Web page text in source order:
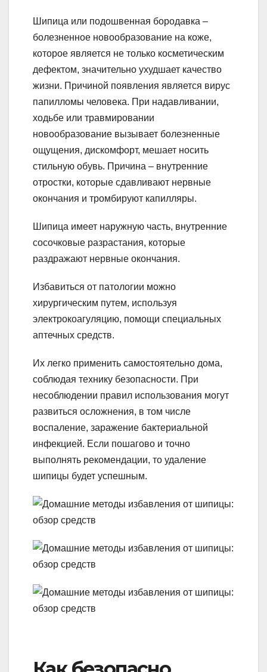
Шипица или подошвенная бородавка –
болезненное новообразование на коже,
которое является не только косметическим
дефектом, значительно ухудшает качество
жизни. Причиной появления является вирус
папилломы человека. При надавливании,
ходьбе или травмировании
новообразование вызывает болезненные
ощущения, дискомфорт, мешает носить
стильную обувь. Причина – внутренние
отростки, которые сдавливают нервные
окончания и тромбируют капилляры.
Шипица имеет наружную часть, внутренние
сосочковые разрастания, которые
раздражают нервные окончания.
Избавиться от патологии можно
хирургическим путем, используя
электрокоагуляцию, помощи специальных
аптечных средств.
Их легко применить самостоятельно дома,
соблюдая технику безопасности. При
несоблюдении правил использования могут
развиться осложнения, в том числе
воспаление, заражение бактериальной
инфекцией. Если пошагово и точно
выполнять рекомендации, то удаление
шипицы будет успешным.